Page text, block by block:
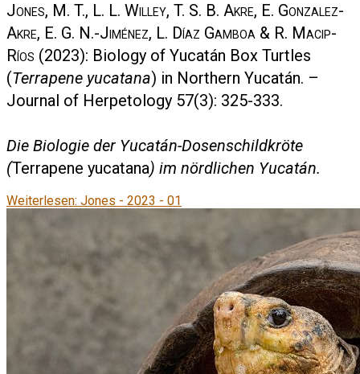
Jones, M. T., L. L. Willey, T. S. B. Akre, E. Gonzalez-
Akre, E. G. N.-Jiménez, L. Díaz Gamboa & R. Macip-
Ríos (2023): Biology of Yucatán Box Turtles
(Terrapene yucatana) in Northern Yucatán. –
Journal of Herpetology 57(3): 325-333.
Die Biologie der Yucatán-Dosenschildkröte
(Terrapene yucatana) im nördlichen Yucatán.
Weiterlesen: Jones - 2023 - 01